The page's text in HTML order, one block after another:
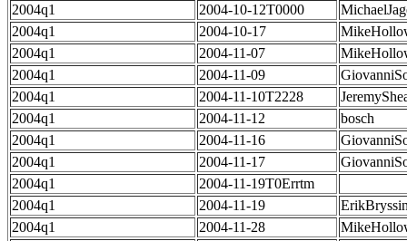
2004q1
2004-10-12T0000
2004q1
2004-10-17
2004q1
2004-11-07
2004q1
2004-11-09
2004q1
2004-11-10T2228
2004q1
2004-11-12
bosch
2004q1
2004-11-16
2004q1
2004-11-17
2004q1
2004-11-19T0Errtm
2004q1
2004-11-19
2004q1
2004-11-28